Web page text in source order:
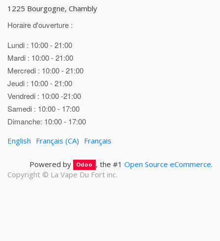
1225 Bourgogne, Chambly
Horaire d'ouverture :
Lundi : 10:00 - 21:00
Mardi : 10:00 - 21:00
Mercredi : 10:00 - 21:00
Jeudi : 10:00 - 21:00
Vendredi : 10:00 -21:00
Samedi : 10:00 - 17:00
Dimanche: 10:00 - 17:00
English Français (CA) Français
Powered by Odoo , the #1 Open Source eCommerce.
Copyright © La Vape Du Fort inc.